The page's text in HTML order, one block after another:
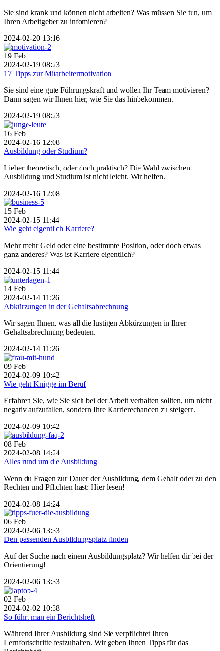
Sie sind krank und können nicht arbeiten? Was müssen Sie tun, um
Ihren Arbeitgeber zu infomieren?
2024-02-20 13:16
19 Feb
2024-02-19 08:23
17 Tipps zur Mitarbeitermotivation
Sie sind eine gute Führungskraft und wollen Ihr Team motivieren?
Dann sagen wir Ihnen hier, wie Sie das hinbekommen.
2024-02-19 08:23
16 Feb
2024-02-16 12:08
Ausbildung oder Studium?
Lieber theoretisch, oder doch praktisch? Die Wahl zwischen
Ausbildung und Studium ist nicht leicht. Wir helfen.
2024-02-16 12:08
15 Feb
2024-02-15 11:44
Wie geht eigentlich Karriere?
Mehr mehr Geld oder eine bestimmte Position, oder doch etwas
ganz anderes? Was ist Karriere eigentlich?
2024-02-15 11:44
14 Feb
2024-02-14 11:26
Abkürzungen in der Gehaltsabrechnung
Wir sagen Ihnen, was all die lustigen Abkürzungen in Ihrer
Gehaltsabrechnung bedeuten.
2024-02-14 11:26
09 Feb
2024-02-09 10:42
Wie geht Knigge im Beruf
Erfahren Sie, wie Sie sich bei der Arbeit verhalten sollten, um nicht
negativ aufzufallen, sondern Ihre Karrierechancen zu steigern.
2024-02-09 10:42
08 Feb
2024-02-08 14:24
Alles rund um die Ausbildung
Wenn du Fragen zur Dauer der Ausbildung, dem Gehalt oder zu den
Rechten und Pflichten hast: Hier lesen!
2024-02-08 14:24
06 Feb
2024-02-06 13:33
Den passenden Ausbildungsplatz finden
Auf der Suche nach einem Ausbildungsplatz? Wir helfen dir bei der
Orientierung!
2024-02-06 13:33
02 Feb
2024-02-02 10:38
So führt man ein Berichtsheft
Während Ihrer Ausbildung sind Sie verpflichtet Ihren
Lernfortschritte festzuhalten. Wir geben Ihnen Tipps für das